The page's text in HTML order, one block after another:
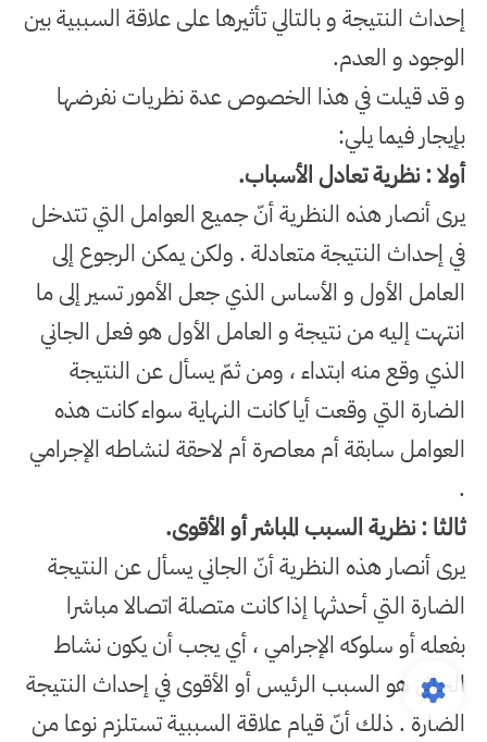
إحداث النتيجة و بالتالي تأثيرها على علاقة السببية بين
الوجود و العدم.
و قد قيلت في هذا الخصوص عدة نظريات نفرضها
بإيجار فيما يلي:
أولا : نظرية تعادل الأسباب.
يرى أنصار هذه النظرية أنّ جميع العوامل التي تتدخل
في إحداث النتيجة متعادلة . ولكن يمكن الرجوع إلى
العامل الأول و الأساس الذي جعل الأمور تسير إلى ما
انتهت إليه من نتيجة و العامل الأول هو فعل الجاني
الذي وقع منه ابتداء ، ومن ثمّ يسأل عن النتيجة
الضارة التي وقعت أيا كانت النهاية سواء كانت هذه
العوامل سابقة أم معاصرة أم لاحقة لنشاطه الإجرامي
.
ثالثا : نظرية السبب المباشر أو الأقوى.
يرى أنصار هذه النظرية أنّ الجاني يسأل عن النتيجة
الضارة التي أحدثها إذا كانت متصلة اتصالا مباشرا
بفعله أو سلوكه الإجرامي ، أي يجب أن يكون نشاط
الجاني هو السبب الرئيس أو الأقوى في إحداث النتيجة
الضارة . ذلك أنّ قيام علاقة السببية تستلزم نوعا من